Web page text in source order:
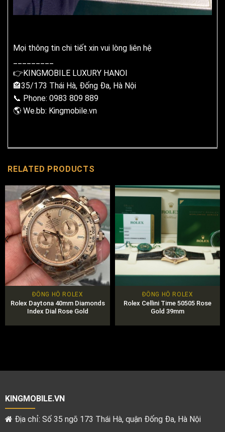
Mọi thông tin chi tiết xin vui lòng liên hệ
👉KINGMOBILE LUXURY HANOI
🏤35/173 Thái Hà, Đống Đa, Hà Nội
📞 Phone: 0983 809 889
🌎 We.bb: Kingmobile.vn
RELATED PRODUCTS
ĐỒNG HỒ ROLEX
Rolex Daytona 40mm Diamonds
Index Dial Rose Gold
ĐỒNG HỒ ROLEX
Rolex Cellini Time 50505 Rose
Gold 39mm
KINGMOBILE.VN
Địa chỉ: Số 35 ngõ 173 Thái Hà, quận Đống Đa, Hà Nội